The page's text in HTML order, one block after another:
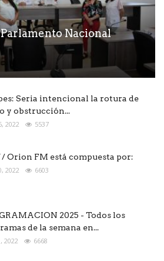
Nacional
Seria intencional la rotura de
y obstrucción...
2022 5537
/ Orion FM está compuesta por:
2022 6603
2025 - Todos los
de la semana en...
2022 6668